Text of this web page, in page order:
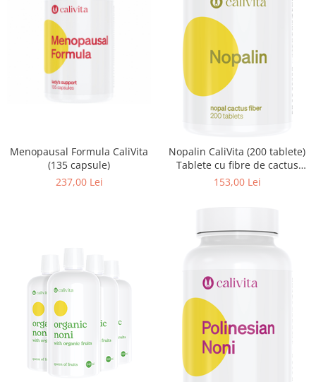
Menopausal Formula CaliVita
(135 capsule)
237,00 Lei
Nopalin CaliVita (200 tablete)
Tablete cu fibre de cactus
Nopal
153,00 Lei